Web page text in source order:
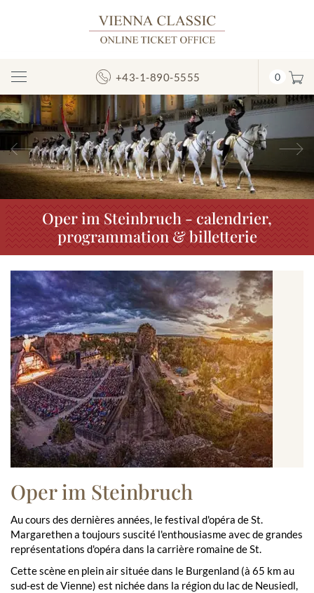
Afficher/masquer
la
navigation
+43-1-890-5555 0
Précédent
Oper im Steinbruch - calendrier,
programmation & billetterie
Oper im Steinbruch
Au cours des dernières années, le festival d'opéra de St.
Margarethen a toujours suscité l'enthousiasme avec de grandes
représentations d'opéra dans la carrière romaine de St.
Cette scène en plein air située dans le Burgenland (à 65 km au
sud-est de Vienne) est nichée dans la région du lac de Neusiedl,